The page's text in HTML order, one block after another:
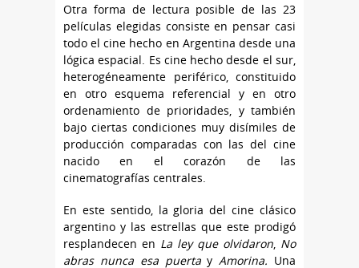
Otra forma de lectura posible de las 23
películas elegidas consiste en pensar casi
todo el cine hecho en Argentina desde una
lógica espacial. Es cine hecho desde el sur,
heterogéneamente periférico, constituido
en otro esquema referencial y en otro
ordenamiento de prioridades, y también
bajo ciertas condiciones muy disímiles de
producción comparadas con las del cine
nacido en el corazón de las
cinematografías centrales.
En este sentido, la gloria del cine clásico
argentino y las estrellas que este prodigó
resplandecen en La ley que olvidaron, No
abras nunca esa puertayAmorina. Una